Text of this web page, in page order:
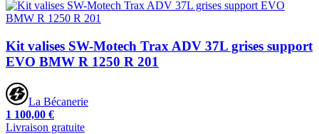
Kit valises SW-Motech Trax ADV 37L grises support
EVO BMW R 1250 R 201
La Bécanerie
1 100,00 €
Livraison gratuite